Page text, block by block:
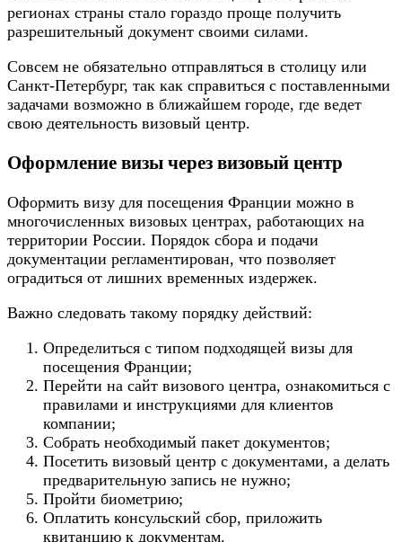
регионах страны стало гораздо проще получить
разрешительный документ своими силами.
Совсем не обязательно отправляться в столицу или
Санкт-Петербург, так как справиться с поставленными
задачами возможно в ближайшем городе, где ведет
свою деятельность визовый центр.
Оформление визы через визовый центр
Оформить визу для посещения Франции можно в
многочисленных визовых центрах, работающих на
территории России. Порядок сбора и подачи
документации регламентирован, что позволяет
оградиться от лишних временных издержек.
Важно следовать такому порядку действий:
Определиться с типом подходящей визы для
посещения Франции;
Перейти на сайт визового центра, ознакомиться с
правилами и инструкциями для клиентов
компании;
Собрать необходимый пакет документов;
Посетить визовый центр с документами, а делать
предварительную запись не нужно;
Пройти биометрию;
Оплатить консульский сбор, приложить
квитанцию к документам.